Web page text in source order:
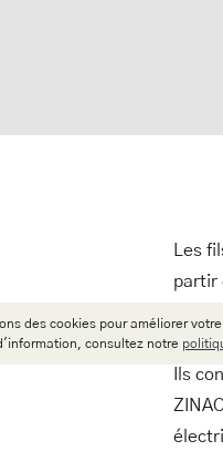
Les
partir
1179.
Ils
des cookies pour améliorer
consultez notre